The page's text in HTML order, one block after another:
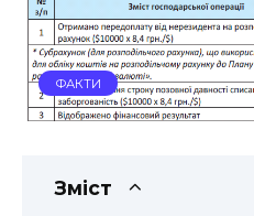
ФАКТИ
Зміст